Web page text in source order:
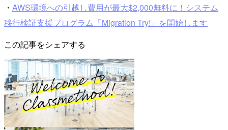
・ AWS環境への引越し費用が最大$2,000無料に！システム
移行検証支援プログラム「Migration Try!」を開始します
この記事をシェアする